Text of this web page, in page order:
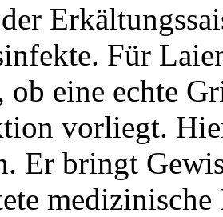
Für
ob eine echte
vorliegt.
Er bringt
medizinische